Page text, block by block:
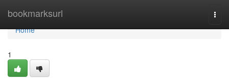
bookmarksurl
Home
Home
1